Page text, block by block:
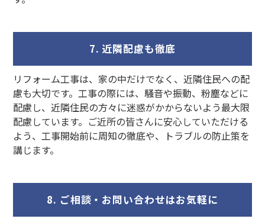
7. 近隣配慮も徹底
リフォーム工事は、家の中だけでなく、近隣住民への配
慮も大切です。工事の際には、騒音や振動、粉塵などに
配慮し、近隣住民の方々に迷惑がかからないよう最大限
配慮しています。ご近所の皆さんに安心していただける
よう、工事開始前に周知の徹底や、トラブルの防止策を
講じます。
8. ご相談・お問い合わせはお気軽に